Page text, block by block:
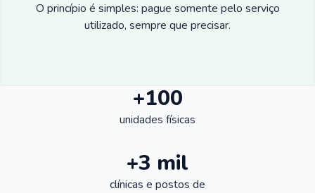
O princípio é simples: pague somente pelo serviço
utilizado, sempre que precisar.
+100
unidades físicas
+3 mil
clínicas e postos de